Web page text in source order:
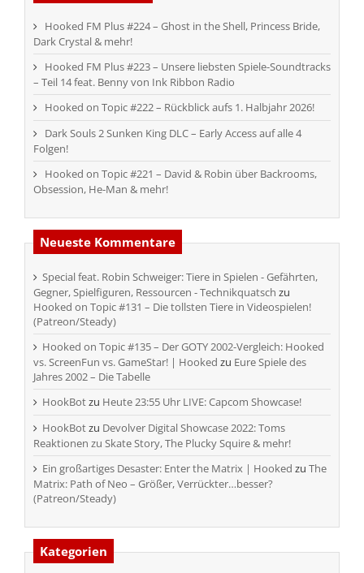
Hooked FM Plus #224 – Ghost in the Shell, Princess Bride,
Dark Crystal & mehr!
Hooked FM Plus #223 – Unsere liebsten Spiele-Soundtracks
– Teil 14 feat. Benny von Ink Ribbon Radio
Hooked on Topic #222 – Rückblick aufs 1. Halbjahr 2026!
Dark Souls 2 Sunken King DLC – Early Access auf alle 4
Folgen!
Hooked on Topic #221 – David & Robin über Backrooms,
Obsession, He-Man & mehr!
Neueste Kommentare
Special feat. Robin Schweiger: Tiere in Spielen - Gefährten,
Gegner, Spielfiguren, Ressourcen - Technikquatsch zu
Hooked on Topic #131 – Die tollsten Tiere in Videospielen!
(Patreon/Steady)
Hooked on Topic #135 – Der GOTY 2002-Vergleich: Hooked
vs. ScreenFun vs. GameStar! | Hooked zu Eure Spiele des
Jahres 2002 – Die Tabelle
HookBotzu Heute 23:55 Uhr LIVE: Capcom Showcase!
HookBotzu Devolver Digital Showcase 2022: Toms
Reaktionen zu Skate Story, The Plucky Squire & mehr!
Ein großartiges Desaster: Enter the Matrix | Hooked zu The
Matrix: Path of Neo – Größer, Verrückter…besser?
(Patreon/Steady)
Kategorien